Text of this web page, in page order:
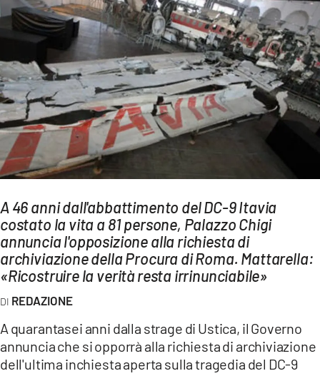
CULTURA
AMBIENTE
Streaming
LAC TV
LAC NETWORK
LAC ONAIR
LaC
Network
LACPLAY.IT
LACTV.IT
ILREGGINO.IT
COSENZACHANNEL.IT
A 46 anni dall'abbattimento del DC-9 Itavia
costato la vita a 81 persone, Palazzo Chigi
annuncia l'opposizione alla richiesta di
archiviazione della Procura di Roma. Mattarella:
«Ricostruire la verità resta irrinunciabile»
REDAZIONE
A quarantasei anni dalla strage di Ustica, il Governo
annuncia che si opporrà alla richiesta di archiviazione
dell'ultima inchiesta aperta sulla tragedia del DC-9